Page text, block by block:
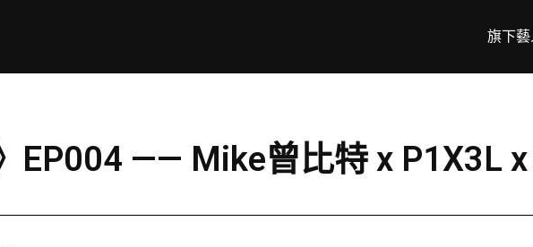
旗下藝
》EP004 —— Mike曾比特 x P1X3L